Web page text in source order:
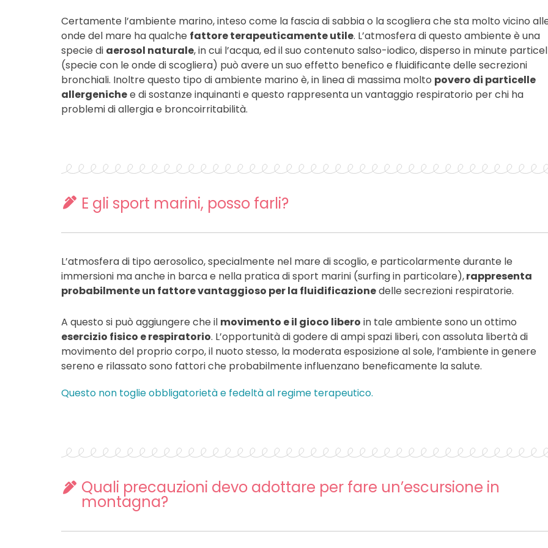
Certamente l’ambiente marino, inteso come la fascia di sabbia o la scogliera che sta molto vicino
onde del mare ha qualche fattore terapeuticamente utile. L’atmosfera di questo ambiente è una
specie di aerosol naturale, in cui l’acqua, ed il suo contenuto salso-iodico, disperso in minute
(specie con le onde di scogliera) può avere un suo effetto benefico e fluidificante delle secrezioni
bronchiali. Inoltre questo tipo di ambiente marino è, in linea di massima molto povero di particelle
allergenichee di sostanze inquinanti e questo rappresenta un vantaggio respiratorio per chi ha
problemi di allergia e broncoirritabilità.
E gli sport marini, posso farli?
L’atmosfera di tipo aerosolico, specialmente nel mare di scoglio, e particolarmente durante le
immersioni ma anche in barca e nella pratica di sport marini (surfing in particolare),rappresenta
probabilmente un fattore vantaggioso per la fluidificazionedelle secrezioni respiratorie.
A questo si può aggiungere che il movimento e il gioco libero in tale ambiente sono un ottimo
esercizio fisico e respiratorio. L’opportunità di godere di ampi spazi liberi, con assoluta libertà di
movimento del proprio corpo, il nuoto stesso, la moderata esposizione al sole, l’ambiente in genere
sereno e rilassato sono fattori che probabilmente influenzano beneficamente la salute.
Questo non toglie obbligatorietà e fedeltà al regime terapeutico.
Quali precauzioni devo adottare per fare un’escursione in
montagna?